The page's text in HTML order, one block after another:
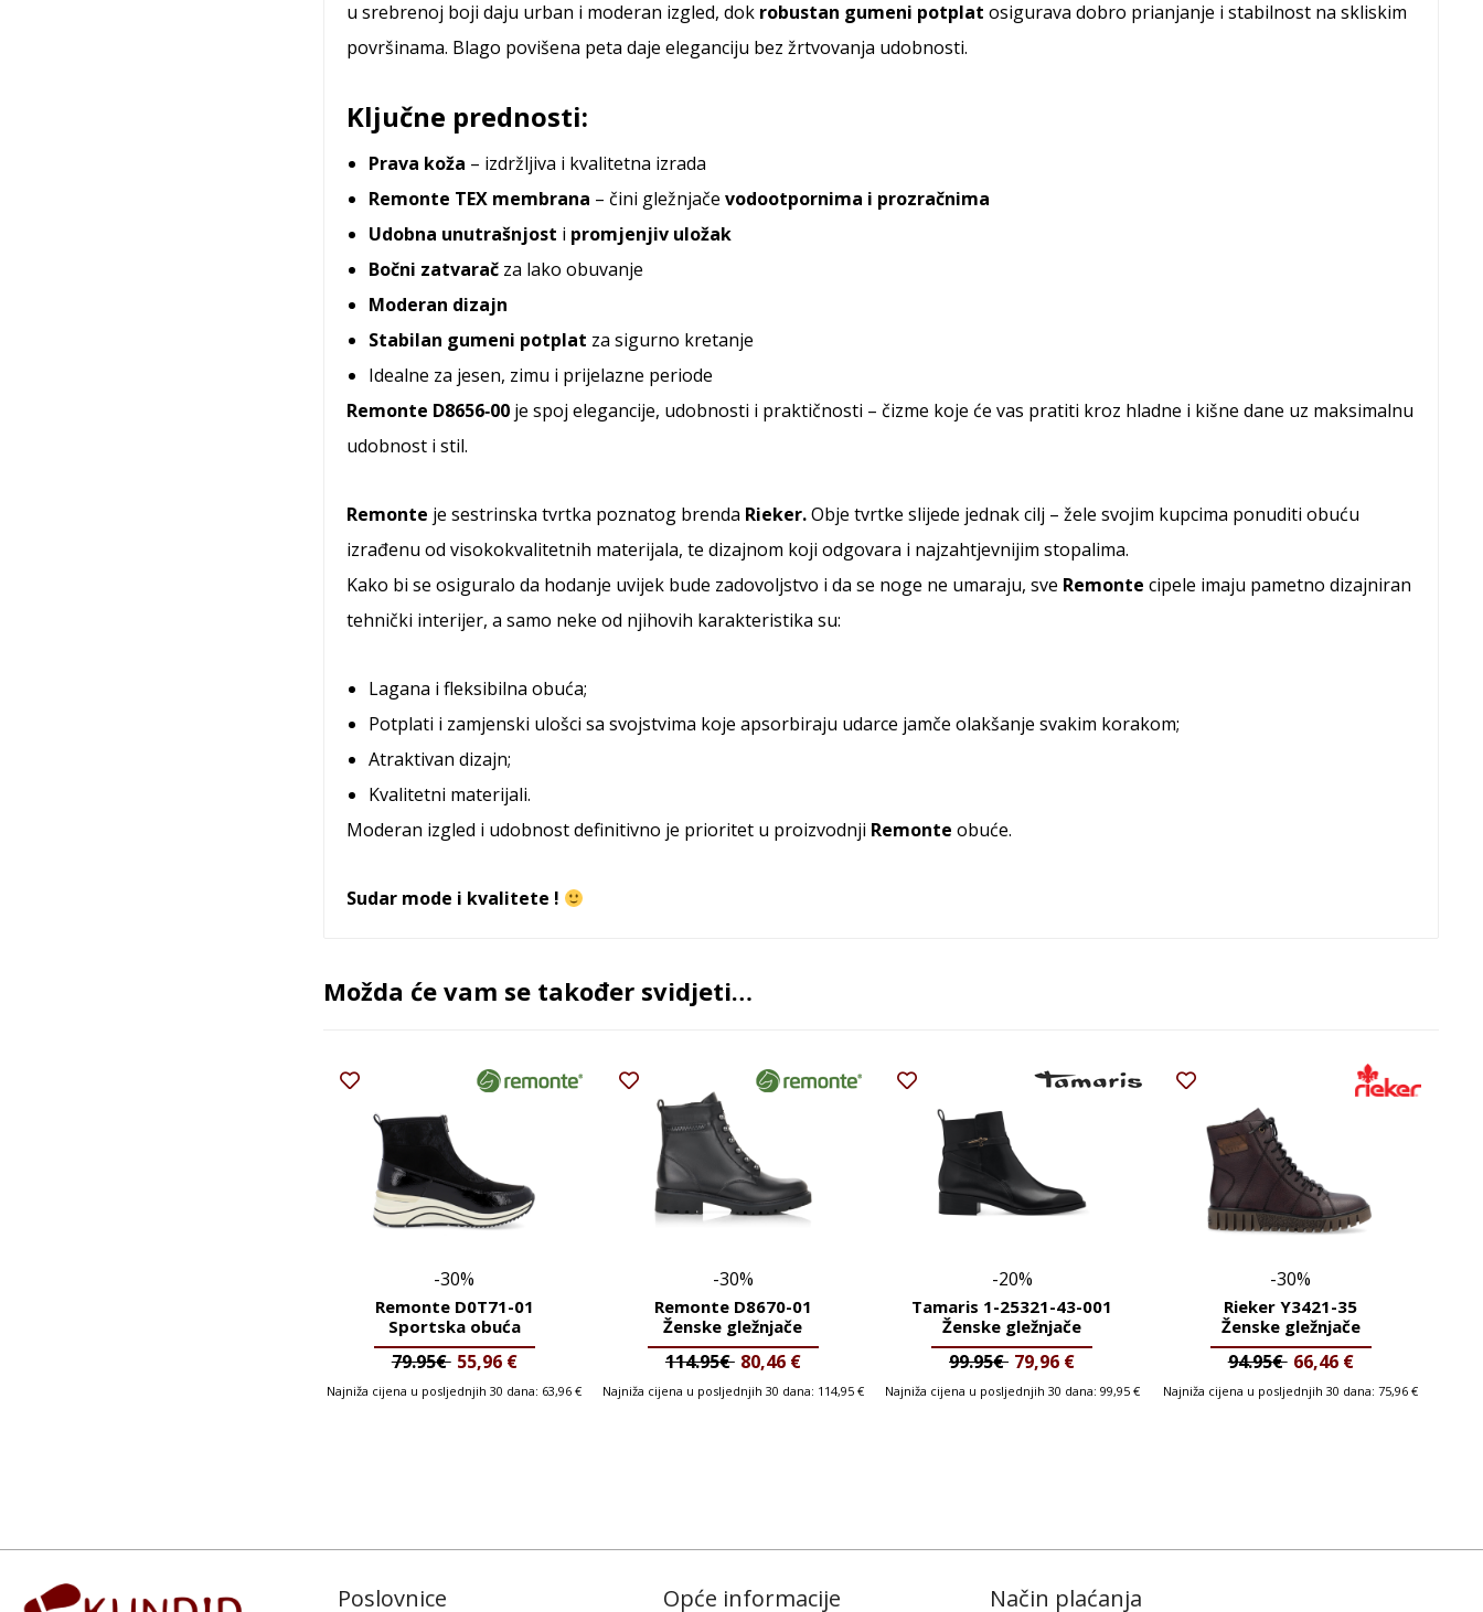
u srebrenoj boji daju urban i moderan izgled, dok robustan gumeni potplat osigurava dobro prianjanje i stabilnost na skliskim
površinama. Blago povišena peta daje eleganciju bez žrtvovanja udobnosti.
Ključne prednosti:
Prava koža – izdržljiva i kvalitetna izrada
Remonte TEX membrana – čini gležnjače vodootpornima i prozračnima
Udobna unutrašnjost i promjenjiv uložak
Bočni zatvaračza lako obuvanje
Moderan dizajn
Stabilan gumeni potplat za sigurno kretanje
Idealne za jesen, zimu i prijelazne periode
Remonte D8656‑00je spoj elegancije, udobnosti i praktičnosti – čizme koje će vas pratiti kroz hladne i kišne dane uz maksimalnu
udobnost i stil.
Remonte je sestrinska tvrtka poznatog brenda Rieker.Obje tvrtke slijede jednak cilj – žele svojim kupcima ponuditi obuću
izrađenu od visokokvalitetnih materijala, te dizajnom koji odgovara i najzahtjevnijim stopalima.
Kako bi se osiguralo da hodanje uvijek bude zadovoljstvo i da se noge ne umaraju, sve Remonte cipele imaju pametno dizajniran
tehnički interijer, a samo neke od njihovih karakteristika su:
Lagana i fleksibilna obuća;
Potplati i zamjenski ulošci sa svojstvima koje apsorbiraju udarce jamče olakšanje svakim korakom;
Atraktivan dizajn;
Kvalitetni materijali.
Moderan izgled i udobnost definitivno je prioritet u proizvodnji Remonte obuće.
Sudar mode i kvalitete !
Možda će vam se također svidjeti…
-30%
Remonte D0T71-01
Sportska obuća
79.95€ 55,96 €
Najniža cijena u posljednjih 30 dana: 63,96€
-30%
Remonte D8670-01
Ženske gležnjače
114.95€ 80,46 €
Najniža cijena u posljednjih 30 dana: 114,95 €
-20%
Tamaris 1-25321-43-001
Ženske gležnjače
99.95€ 79,96 €
Najniža cijena u posljednjih 30 dana: 99,95 €
-30%
Rieker Y3421-35
Ženske gležnjače
94.95€ 66,46 €
Najniža cijena u posljednjih 30 dana:75,96€
Poslovnice Opće informacije Način plaćanja